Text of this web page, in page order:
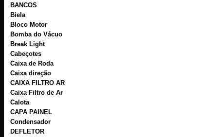
BANCOS
Biela
Bloco Motor
Bomba do Vácuo
Break Light
Cabeçotes
Caixa de Roda
Caixa direção
CAIXA FILTRO AR
Caixa Filtro de Ar
Calota
CAPA PAINEL
Condensador
DEFLETOR